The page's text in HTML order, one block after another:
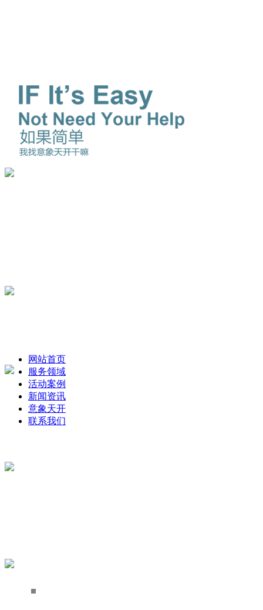
网站首页
服务领域
活动案例
新闻资讯
意象天开
联系我们